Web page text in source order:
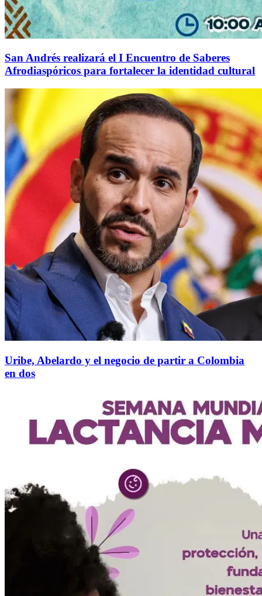
San Andrés realizará el I Encuentro de Saberes
Afrodiaspóricos para fortalecer la identidad cultural
Uribe, Abelardo y el negocio de partir a Colombia
en dos